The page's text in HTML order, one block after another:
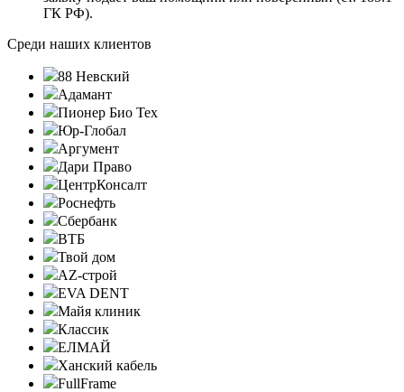
ГК РФ).
Среди наших клиентов
88 Невский
Адамант
Пионер Био Тех
Юр-Глобал
Аргумент
Дари Право
ЦентрКонсалт
Роснефть
Сбербанк
ВТБ
Твой дом
AZ-строй
EVA DENT
Майя клиник
Классик
ЕЛМАЙ
Ханский кабель
FullFrame